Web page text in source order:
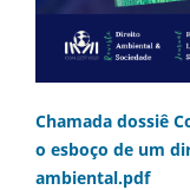
Chamada dossiê
o esboço de um
ambiental.pdf